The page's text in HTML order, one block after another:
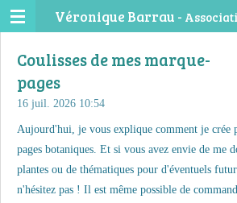
Passer
contenu
principal
Véronique Barrau -
Coulisses de mes marque-
pages
16 juil. 2026 10:54
Aujourd'hui, je vous explique comment je crée
pages botaniques. Et si vous avez envie de me
plantes ou de thématiques pour d'éventuels
n'hésitez pas ! Il est même possible de